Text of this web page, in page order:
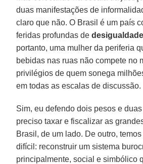
duas manifestações de
claro que não. O Brasil é um país
feridas profundas de
portanto, uma mulher da periferia
bebidas nas ruas não compete no
privilégios de quem sonega
em todas as escalas de discussão.
Sim, eu defendo dois pesos e
preciso taxar e fiscalizar as
Brasil, de um lado. De outro,
difícil: reconstruir um sistema
principalmente, social e simbólico